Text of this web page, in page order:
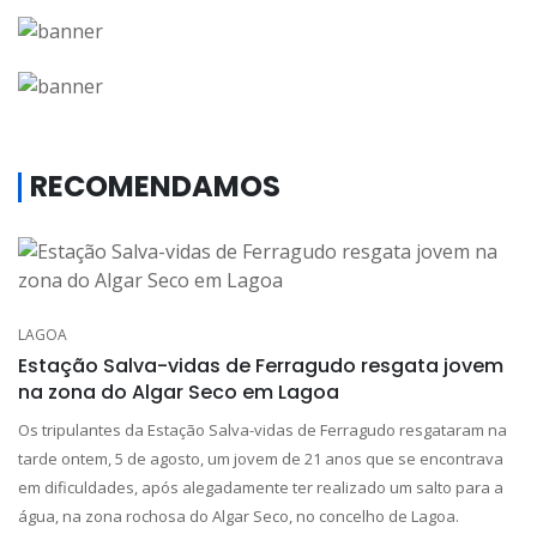
RECOMENDAMOS
LAGOA
Estação Salva-vidas de Ferragudo resgata jovem
na zona do Algar Seco em Lagoa
Os tripulantes da Estação Salva-vidas de Ferragudo resgataram na
tarde ontem, 5 de agosto, um jovem de 21 anos que se encontrava
em dificuldades, após alegadamente ter realizado um salto para a
água, na zona rochosa do Algar Seco, no concelho de Lagoa.